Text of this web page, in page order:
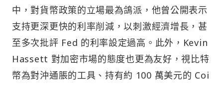
中，對貨幣政策的立場最為鴿派，他曾公開表示
支持更深更快的利率削減，以刺激經濟增長，甚
至多次批評 Fed 的利率設定過高。此外，Kevin
Hassett 對加密市場的態度也更為友好，視比特
幣為對沖通脹的工具、持有約 100 萬美元的 Coi